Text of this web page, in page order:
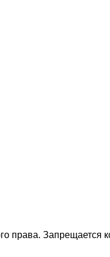
права.